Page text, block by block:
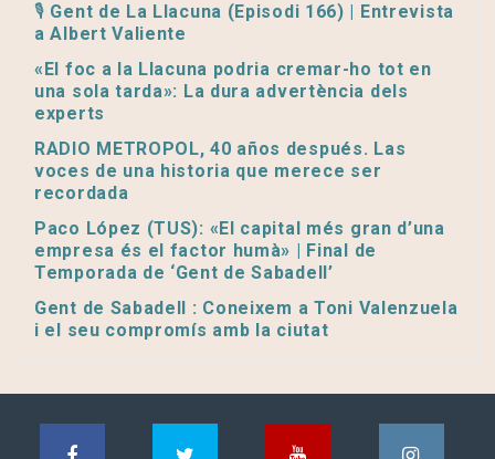
🎙️ Gent de La Llacuna (Episodi 166) | Entrevista
a Albert Valiente
«El foc a la Llacuna podria cremar-ho tot en
una sola tarda»: La dura advertència dels
experts
RADIO METROPOL, 40 años después. Las
voces de una historia que merece ser
recordada
Paco López (TUS): «El capital més gran d’una
empresa és el factor humà» | Final de
Temporada de ‘Gent de Sabadell’
Gent de Sabadell : Coneixem a Toni Valenzuela
i el seu compromís amb la ciutat